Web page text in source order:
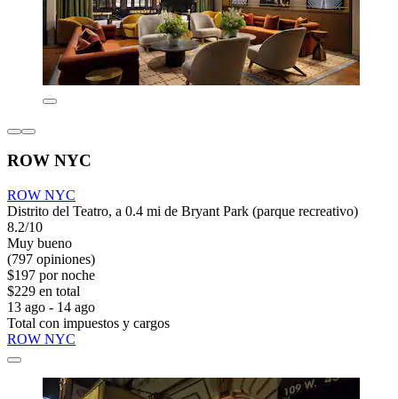
ROW NYC
ROW NYC
Distrito del Teatro, a 0.4 mi de Bryant Park (parque recreativo)
8.2/10
Muy bueno
(797 opiniones)
$197 por noche
$229 en total
13 ago - 14 ago
Total con impuestos y cargos
ROW NYC